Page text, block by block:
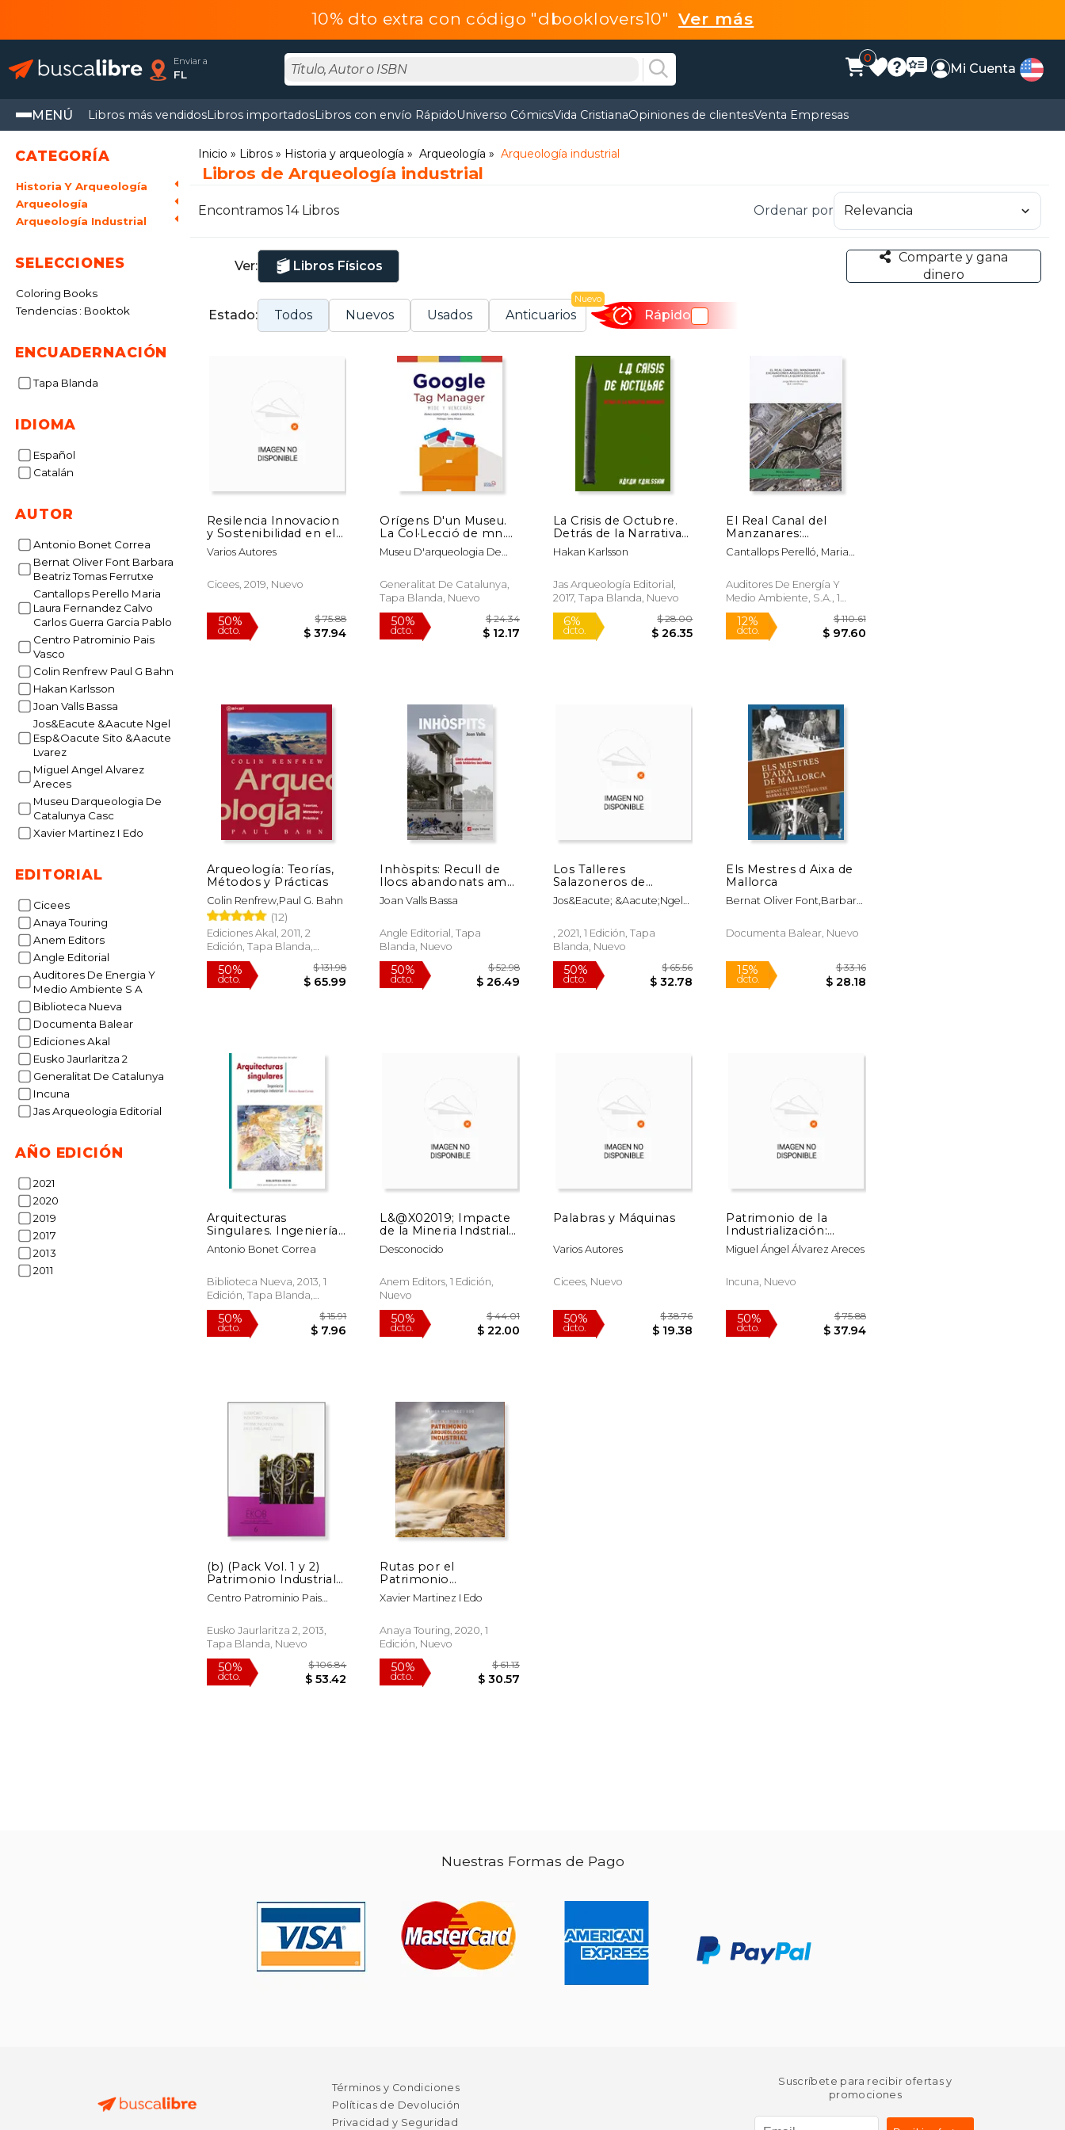
10% dto extra con código "dbooklovers10" Ver más
Enviar a
FL
0
Mi Cuenta
MENÚ Libros más vendidosLibros importadosLibros con envío RápidoUniverso CómicsVida CristianaOpiniones de clientesVenta Empresas
CATEGORÍA
Historia Y Arqueología
Arqueología
Arqueología Industrial
SELECCIONES
Coloring Books
Tendencias : Booktok
ENCUADERNACIÓN
Tapa Blanda
IDIOMA
Español
Catalán
AUTOR
Antonio Bonet Correa
Bernat Oliver Font Barbara
Beatriz Tomas Ferrutxe
Cantallops Perello Maria
Laura Fernandez Calvo
Carlos Guerra Garcia Pablo
Centro Patrominio Pais
Vasco
Colin Renfrew Paul G Bahn
Hakan Karlsson
Joan Valls Bassa
Jos&Eacute &Aacute Ngel
Esp&Oacute Sito &Aacute
Lvarez
Miguel Angel Alvarez
Areces
Museu Darqueologia De
Catalunya Casc
Xavier Martinez I Edo
EDITORIAL
Cicees
Anaya Touring
Anem Editors
Angle Editorial
Auditores De Energia Y
Medio Ambiente S A
Biblioteca Nueva
Documenta Balear
Ediciones Akal
Eusko Jaurlaritza 2
Generalitat De Catalunya
Incuna
Jas Arqueologia Editorial
AÑO EDICIÓN
2021
2020
2019
2017
2013
2011
Inicio Libros Historia y arqueología Arqueología Arqueología industrial
Libros de Arqueología industrial
Encontramos 14 Libros Ordenar por
Ver: Libros Físicos
Comparte y gana
dinero
Estado: Todos Nuevos Usados Anticuarios
Nuevo
Rápido
Resilencia Innovacion
y Sostenibilidad en el
Patrimonio ind
Varios Autores
Cicees, 2019, Nuevo
Orígens D'un Museu.
La Col·Lecció de mn.
Pere Valls: Exposició
del 6 de Febrer al 29
Catalán)
Museu D'arqueologia De
Generalitat De Catalunya,
Tapa Blanda, Nuevo
La Crisis de Octubre.
Detrás de la Narrativa
Dominante: Trabajos
Arqueológicos y
Antiguas Bases de
Misiles Nucleares
Hakan Karlsson
Jas Arqueología Editorial,
2017, Tapa Blanda, Nuevo
$ 26.35
El Real Canal del
Manzanares:
excavaciones
arqueológicas de la
Esclusa
Cantallops Perelló, Maria
Carlos ; Guerra García,
Pablo
Auditores De Energía Y
Medio Ambiente, S.A., 1
Edición, Tapa Blanda,
Nuevo
Arqueología: Teorías,
Métodos y Prácticas
Colin Renfrew,Paul G. Bahn
(12)
Ediciones Akal, 2011, 2
Edición, Tapa Blanda,
Nuevo
50%
dcto.
Inhòspits: Recull de
llocs abandonats amb
històries increïbles
(Inspira)
Joan Valls Bassa
Angle Editorial, Tapa
Blanda, Nuevo
Los Talleres
Salazoneros de
Carteia: Producciones
Haliéuticas de Época
Corazón del Fretum
Gaditanum: 38 (Spal
Arqueología)
Jos&Eacute; &Aacute;Ngel
&Aacute;Lvarez
, 2021, 1 Edición, Tapa
Blanda, Nuevo
Els Mestres d Aixa de
Mallorca
Bernat Oliver Font,Barbara
Documenta Balear, Nuevo
Arquitecturas
Singulares. Ingeniería
y Arqueología
Industrial
Antonio Bonet Correa
Biblioteca Nueva, 2013, 1
Edición, Tapa Blanda,
Nuevo
50%
dcto.
L&@X02019; Impacte
de la Mineria Indstrial a
la Ribagora (en
Catalán)
Desconocido
Anem Editors, 1 Edición,
Nuevo
50%
dcto.
Palabras y Máquinas
Varios Autores
Cicees, Nuevo
Patrimonio de la
Industrialización:
Geometría, Geografías
y Empleos
Miguel Ángel Álvarez Areces
Incuna, Nuevo
(b) (Pack Vol. 1 y 2)
Patrimonio Industrial
en el Pais Vasco
(Euskal Kultura Ondare
Centro Patrominio Pais
Eusko Jaurlaritza 2, 2013,
Tapa Blanda, Nuevo
Rutas por el
Patrimonio
Arqueologico
Industrial de España
Xavier Martinez I Edo
Anaya Touring, 2020, 1
Edición, Nuevo
dcto. $ 30.57
Nuestras Formas de Pago
Términos y Condiciones
Políticas de Devolución
Privacidad y Seguridad
Suscríbete para recibir ofertas y
promociones